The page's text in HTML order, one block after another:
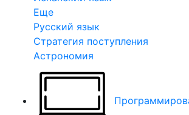
Еще
Русский язык
Стратегия поступления
Астрономия